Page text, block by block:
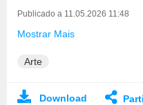
Publicado a 11.05.2026 11:48
Mostrar Mais
Arte
Download